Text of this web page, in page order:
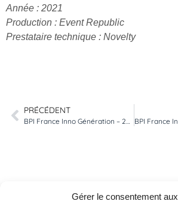
Gérer le consentement aux
Année : 2021
Production : Event Republic
Prestataire technique : Novelty
PRÉCÉDENT
BPI France Inno Génération – 2019